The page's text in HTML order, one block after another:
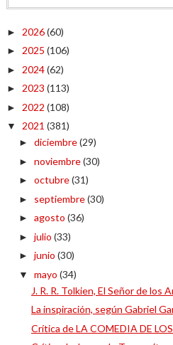
► 2026(60)
► 2025 (106)
► 2024(62)
► 2023 (113)
► 2022 (108)
▼ 2021 (381)
► diciembre(29)
► noviembre(30)
► octubre(31)
► septiembre(30)
► agosto (36)
► julio (33)
► junio (30)
▼ mayo (34)
J. R. R. Tolkien, El Señor de los
La inspiración, según Gabriel
Crítica de LA COMEDIA DE